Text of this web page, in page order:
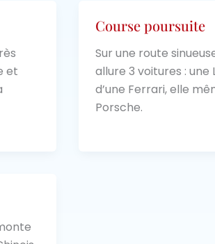
et
Course poursuite
Sur une route
allure 3 voitures : une
d’une Ferrari, elle
Porsche.